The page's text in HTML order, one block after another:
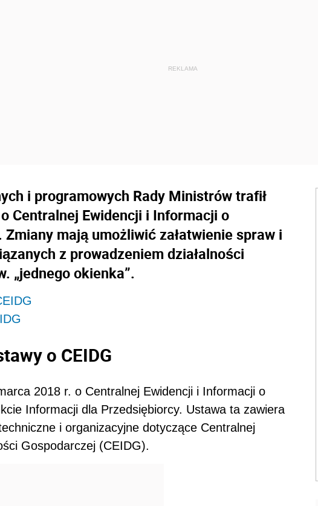
i programowych Rady Ministrów trafił
Centralnej Ewidencji i Informacji o
Zmiany mają umożliwić załatwienie spraw i
z prowadzeniem działalności
„jednego okienka”.
o CEIDG
2018 r. o Centralnej Ewidencji i Informacji o
Informacji dla Przedsiębiorcy. Ustawa ta zawiera
i organizacyjne dotyczące Centralnej
Gospodarczej (CEIDG).